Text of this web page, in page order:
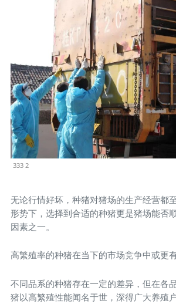
333 2
无论行情好坏，种猪对猪场的生产经营都
形势下，选择到合适的种猪更是猪场能否
因素之一。
高繁殖率的种猪在当下的市场竞争中或更有
不同品系的种猪存在一定的差异，但在各
猪以高繁殖性能闻名于世，深得广大养殖户